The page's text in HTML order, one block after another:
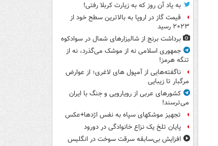
به یاد آن روز که به زیارت کربلا رفتی!
قیمت گاز در اروپا به بالاترین سطح خود از
۲۰۲۳ رسید
برداشت برنج از شالیزارهای شمال در سوادکوه
جمهوری اسلامی نه از موشک می‌گذرد، نه از
تنگه هرمز!
ناگفته‌هایی از آمپول های لاغری؛ از عوارض
مرگبار تا زیبایی
کشورهای عربی از رویارویی و جنگ با ایران
می‌ترسند!
تجهیز موشکهای سپاه به نفس اژدها+عکس
پایان تلخ یک نزاع خانوادگی در دورود
افزایش بی‌سابقه سرقت سوخت در انگلیس